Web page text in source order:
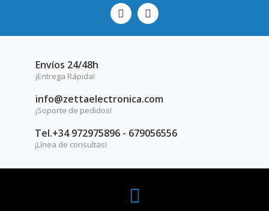
Envíos 24/48h
¡Entrega Rápida!
info@zettaelectronica.com
¡Soporte de pedidos!
Tel.+34 972975896 - 679056556
¡Línea de consultas!